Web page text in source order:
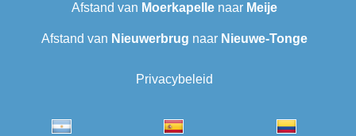
Afstand van Moerkapellenaar Meije
Afstand van Nieuwerbrug naar Nieuwe-Tonge
Privacybeleid